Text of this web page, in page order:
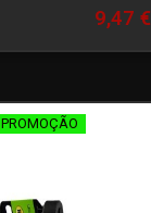
9,47 €
PROMOÇÃO